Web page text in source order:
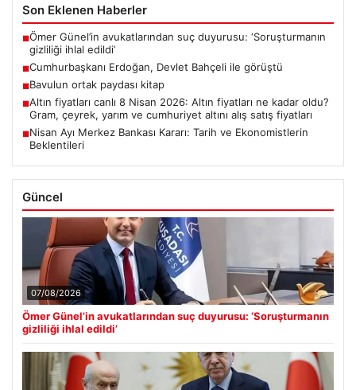
Son Eklenen Haberler
■Ömer Günel’in avukatlarından suç duyurusu: ‘Soruşturmanın
gizliliği ihlal edildi’
■Cumhurbaşkanı Erdoğan, Devlet Bahçeli ile görüştü
■Bavulun ortak paydası kitap
■Altın fiyatları canlı 8 Nisan 2026: Altın fiyatları ne kadar oldu?
Gram, çeyrek, yarım ve cumhuriyet altını alış satış fiyatları
■Nisan Ayı Merkez Bankası Kararı: Tarih ve Ekonomistlerin
Beklentileri
Güncel
07/08/2026
Ömer Günel’in avukatlarından suç duyurusu: ‘Soruşturmanın
gizliliği ihlal edildi’